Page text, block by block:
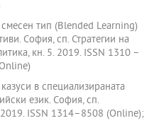
тип (Blended Learning)
София, сп. Стратегии на
кн. 5. 2019. ISSN 1310 –
в специализираната
език. София, сп.
2019. ISSN 1314–8508 (Online);